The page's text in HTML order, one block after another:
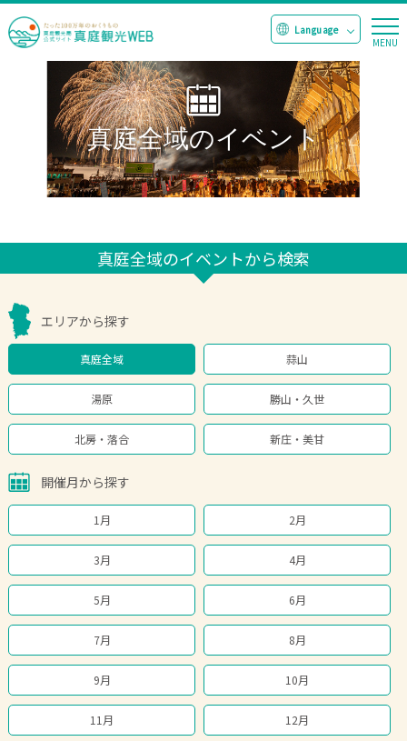
真庭全域のイベント
真庭全域のイベントから検索
エリアから探す
真庭全域 蒜山
湯原 勝山・久世
北房・落合 新庄・美甘
開催月から探す
1月 2月
3月 4月
5月 6月
7月 8月
9月 10月
11月 12月